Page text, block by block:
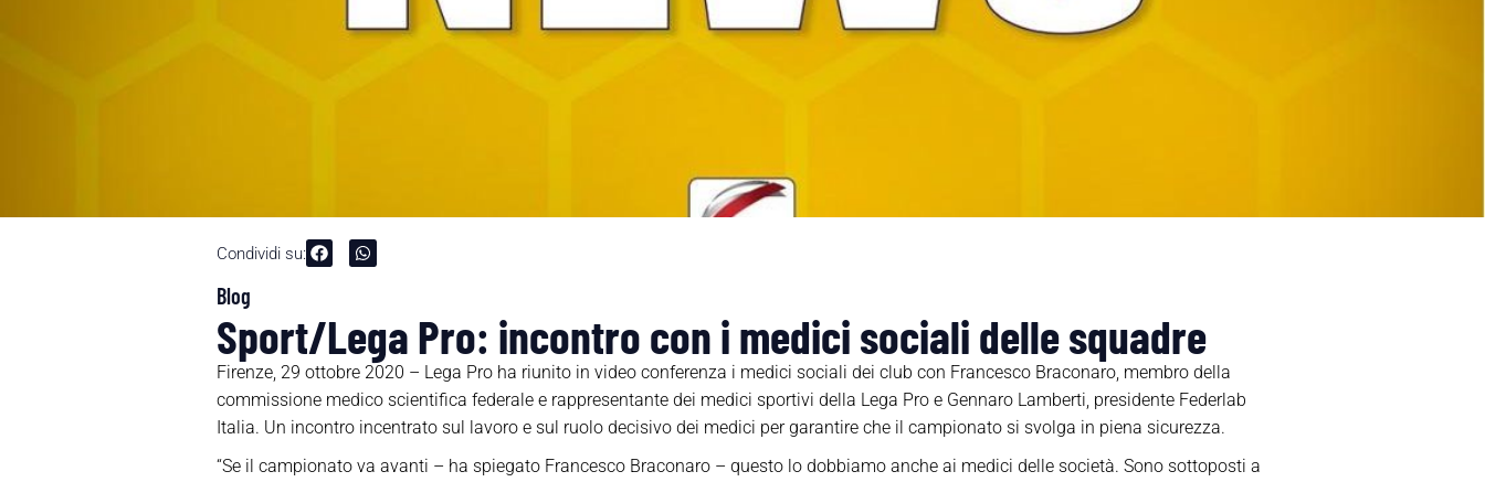
Condividi su:
Blog
Sport/Lega Pro: incontro con i medici sociali delle squadre
Firenze, 29 ottobre 2020 – Lega Pro ha riunito in video conferenza i medici sociali dei club con Francesco Braconaro, membro della
commissione medico scientifica federale e rappresentante dei medici sportivi della Lega Pro e Gennaro Lamberti, presidente Federlab
Italia. Un incontro incentrato sul lavoro e sul ruolo decisivo dei medici per garantire che il campionato si svolga in piena sicurezza.
“Se il campionato va avanti – ha spiegato Francesco Braconaro – questo lo dobbiamo anche ai medici delle società. Sono sottoposti a